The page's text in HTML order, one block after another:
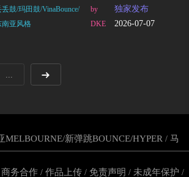
丢鼓/玛田鼓/VinaBounce/
南亚风格
by
DKE
独家发布
2026-07-07
...
MELBOURNE/新弹跳BOUNCE/HYPER / 马
商务合作 / 作品上传 / 免责声明 / 未成年保护 /